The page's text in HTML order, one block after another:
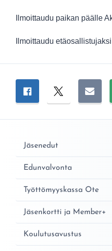
Ilmoittaudu paikan päälle
Ilmoittaudu etäosallistujaksi
Jaa sivu
Jaa Facebookissa
Jaa Twitterissä
Jaa
Jäsenedut
Edunvalvonta
Työttömyyskassa Ote
Jäsenkortti ja Member+
Koulutusavustus